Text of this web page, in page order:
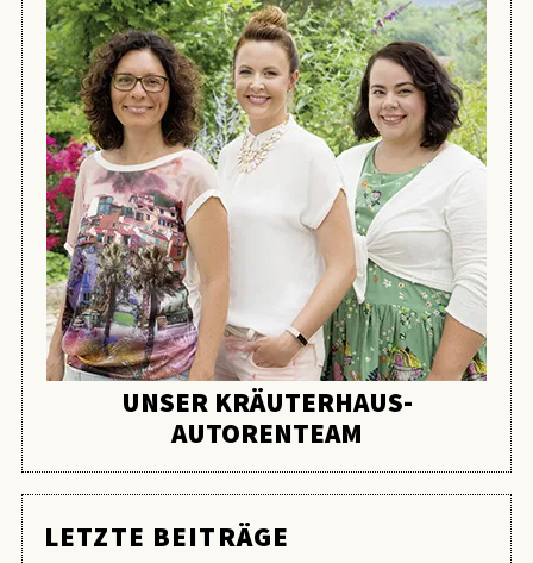
UNSER KRÄUTERHAUS-
AUTORENTEAM
LETZTE BEITRÄGE